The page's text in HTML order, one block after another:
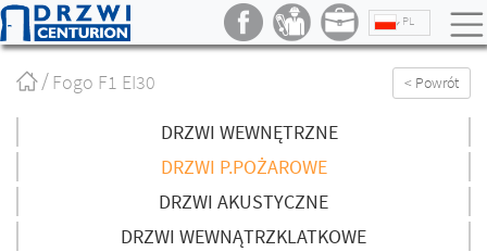
PL
StronaFogo F1 EI30 < Powrót
DRZWI WEWNĘTRZNE
DRZWI P.POŻAROWE
DRZWI AKUSTYCZNE
DRZWI WEWNĄTRZKLATKOWE